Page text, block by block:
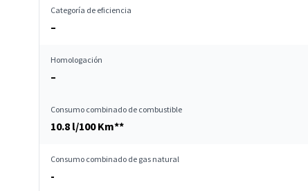
Categoría de eficiencia
–
Homologación
–
Consumo combinado de combustible
10.8 l/100 Km**
Consumo combinado de gas natural
-